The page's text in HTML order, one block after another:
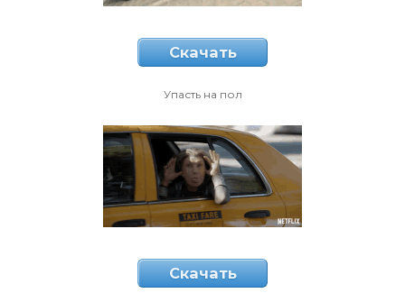
Скачать
Упасть на пол
Скачать